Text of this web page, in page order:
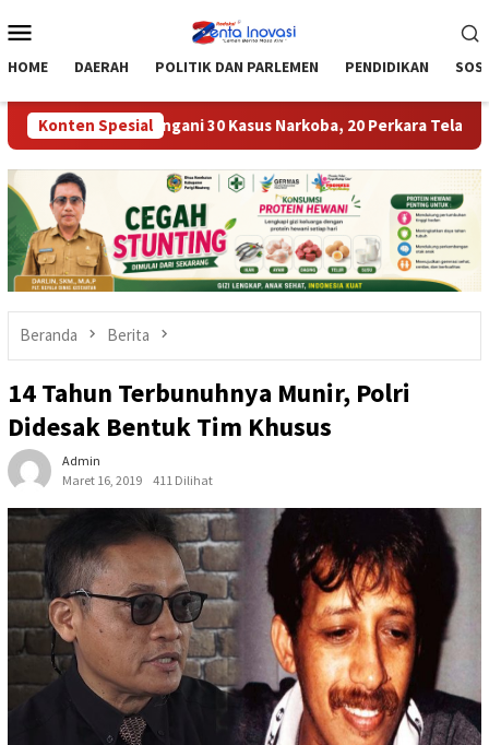
ke
Mobile
HOME DAERAH POLITIK DAN PARLEMEN PENDIDIKAN
Konten Spesial
Tangani 30 Kasus Narkoba, 20 Perkara Telah P21
Beranda Berita
14 Tahun Terbunuhnya Munir, Polri
Didesak Bentuk Tim Khusus
Admin
Maret 16, 2019
411 Dilihat